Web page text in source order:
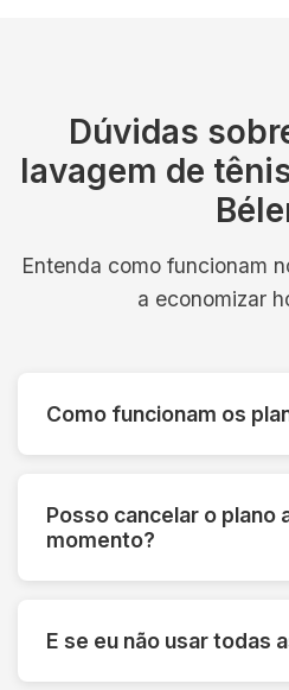
Dúvidas
lavagem de
Entenda como funcionam
a economizar
Como funcionam os
entrega inclusos. É
Posso cancelar o plano
momento?
taxa de cancelamento.
prioridade.
E se eu não usar todas